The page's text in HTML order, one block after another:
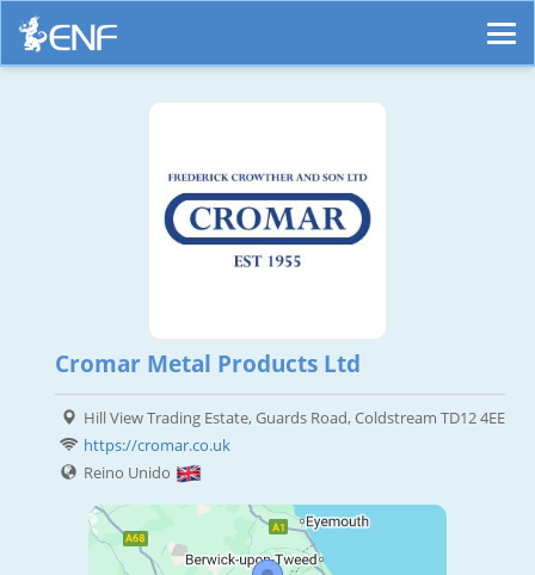
Cromar Metal Products Ltd
Hill View Trading Estate, Guards Road, Coldstream TD12 4EE
https://cromar.co.uk
Reino Unido